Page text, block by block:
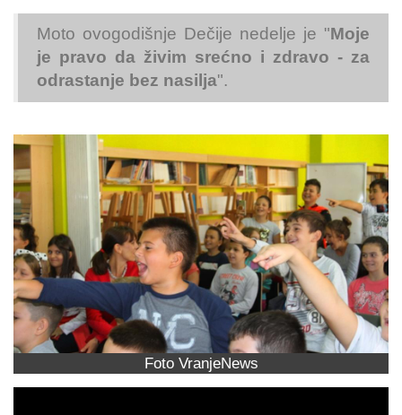
Moto ovogodišnje Dečije nedelje je "Moje
je pravo da živim srećno i zdravo - za
odrastanje bez nasilja".
Foto VranjeNews